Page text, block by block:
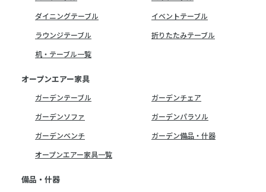
ダイニングテーブル
イベントテーブル
ラウンジテーブル
折りたたみテーブル
机・テーブル一覧
オープンエアー家具
ガーデンテーブル
ガーデンチェア
ガーデンソファ
ガーデンパラソル
ガーデンベンチ
ガーデン備品・什器
オープンエアー家具一覧
備品・什器